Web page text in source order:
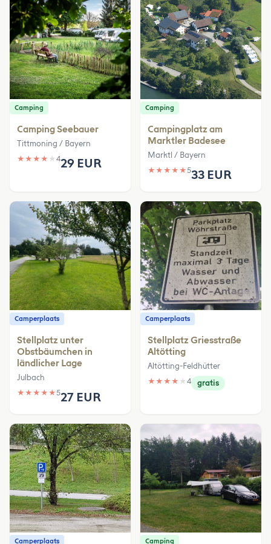
Camping
Camping Seebauer
Tittmoning / Bayern
★ ★ ★ ★ ★ 429 EUR
Camping
Campingplatz am
Marktler Badesee
Marktl / Bayern
★ ★ ★ ★ ★533 EUR
Camperplaats
Stellplatz unter
Obstbäumchen in
ländlicher Lage
Julbach
★ ★ ★ ★ ★527 EUR
Camperplaats
Stellplatz Griesstraße
Altötting
Altötting-Feldhütter
★ ★ ★ ★ ★ 4 gratis
Camperplaats Camping